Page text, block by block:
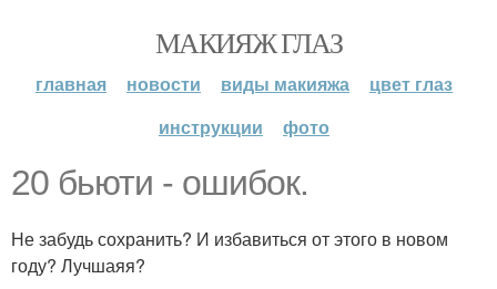
МАКИЯЖ ГЛАЗ
главная новости виды макияжа
цвет глаз
инструкции
фото
20 бьюти - ошибок.
Не забудь сохранить? И избавиться от этого в новом
году? Лучшаяя?